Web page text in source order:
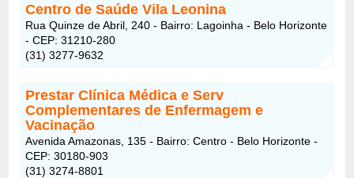
Centro de Saúde Vila Leonina
Rua Quinze de Abril, 240 - Bairro: Lagoinha - Belo Horizonte
- CEP: 31210-280
(31) 3277-9632
Prestar Clínica Médica e Serv
Complementares de Enfermagem e
Vacinação
Avenida Amazonas, 135 - Bairro: Centro - Belo Horizonte -
CEP: 30180-903
(31) 3274-8801